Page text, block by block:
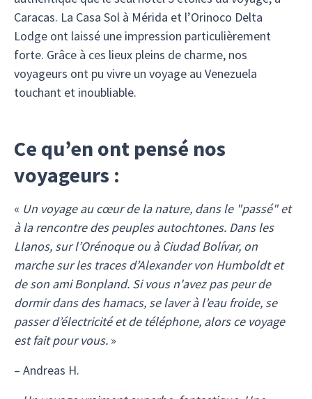
Caracas. La Casa Sol à Mérida et l’Orinoco Delta
Lodge ont laissé une impression particulièrement
forte. Grâce à ces lieux pleins de charme, nos
voyageurs ont pu vivre un voyage au Venezuela
touchant et inoubliable.
Ce qu’en ont pensé nos
voyageurs :
« Un voyage au cœur de la nature, dans le "passé" et
à la rencontre des peuples autochtones. Dans les
Llanos, sur l’Orénoque ou à Ciudad Bolívar, on
marche sur les traces d’Alexander von Humboldt et
de son ami Bonpland. Si vous n'avez pas peur de
dormir dans des hamacs, se laver à l’eau froide, se
passer d’électricité et de téléphone, alors ce voyage
est fait pour vous. »
– Andreas H.